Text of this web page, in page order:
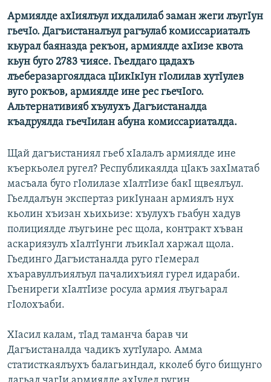
Все сайты РСЕ/РС
Армиялде ахIиялъул ихдалилаб заман жеги лъугIун
гьечIо. Дагъистаналъул рагъулаб комиссариаталъ
кьурал баяназда рекъон, армиялде ахIизе квота
кьун буго 2783 чиясе. Гьелдаго цадахъ
лъеберазаргоялдаса цIикIкIун гIолилав хутIулев
вуго рокъов, армиялде ине рес гьечIого.
Альтернативияб хъулухъ Дагъистаналда
къадруялда гьечIилан абуна комиссариаталда.
Щай дагъистаниял гьеб хIалалъ армиялде ине
къеркьолел ругел? Республикаялда цIакъ захIматаб
масъала буго гIолилазе хIалтIизе бакI щвеялъул.
Гьелдалъун экспертаз рикIунаан армиялъ нух
кьолин хъизан хьихьизе: хъулухъ гьабун хадув
полициялде лъугьине рес щола, контракт хъван
аскариязулъ хIалтIунги лъикIал харжал щола.
Гьединго Дагъистаналда руго гIемерал
хъаравуллъиялъул пачалихъиял гурел идараби.
Гьениреги хIалтIизе росула армия лъугьарал
гIолохъаби.
ХIасил калам, тIад таманча барав чи
Дагъистаналда чадикъ хутIуларо. Амма
статисткаялъухъ балагьиндал, кколеб буго бищунго